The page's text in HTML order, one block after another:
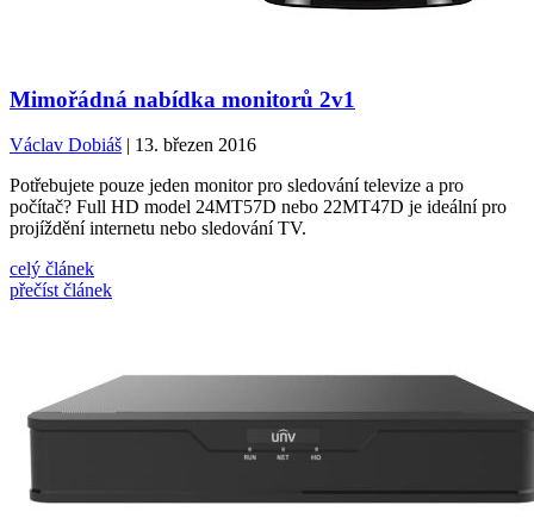
Mimořádná nabídka monitorů 2v1
Václav Dobiáš | 13. březen 2016
Potřebujete pouze jeden monitor pro sledování televize a pro
počítač? Full HD model 24MT57D nebo 22MT47D je ideální pro
projíždění internetu nebo sledování TV.
celý článek
přečíst článek